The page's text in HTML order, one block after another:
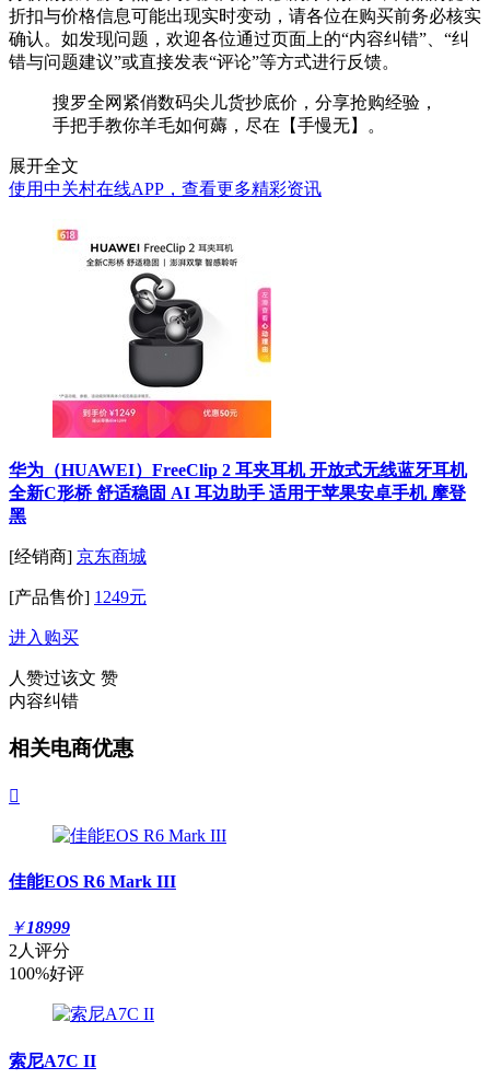
折扣与价格信息可能出现实时变动，请各位在购买前务必核实
确认。如发现问题，欢迎各位通过页面上的“内容纠错”、“纠
错与问题建议”或直接发表“评论”等方式进行反馈。
搜罗全网紧俏数码尖儿货抄底价，分享抢购经验，
手把手教你羊毛如何薅，尽在【手慢无】。
展开全文
使用中关村在线APP，查看更多精彩资讯
华为（HUAWEI）FreeClip 2 耳夹耳机 开放式无线蓝牙耳机
全新C形桥 舒适稳固 AI 耳边助手 适用于苹果安卓手机 摩登
黑
[经销商] 京东商城
[产品售价] 1249元
进入购买
人赞过该文 赞
内容纠错
相关电商优惠

佳能EOS R6 Mark III
￥18999
2人评分
100%好评
索尼A7C II